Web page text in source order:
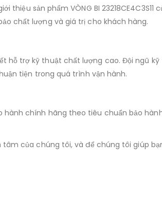
sản phẩm VÒNG BI
chất lượng và giá trị cho khách hàng.
trợ kỹ thuật chất lượng cao. Đội ngũ
tiện trong quá trình vận hành.
hành chính hãng theo tiêu chuẩn bảo
của chúng tôi, và để chúng tôi giúp